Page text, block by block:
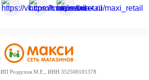
ИП Роздухов М.Е., ИНН 352500101378